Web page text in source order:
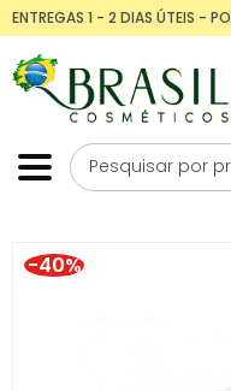
ENTREGAS 1 - 2 DIAS ÚTEIS -
-40%